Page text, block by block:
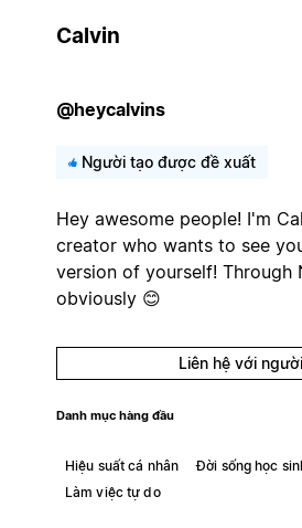
Calvin
@heycalvins
Người tạo được đề xuất
Hey awesome people! I'm
creator who wants to see
version of yourself! Through
obviously 😊
Liên hệ với
Danh mục hàng đầu
Hiệu suất cá nhân
Đời sống học
Làm việc tự do